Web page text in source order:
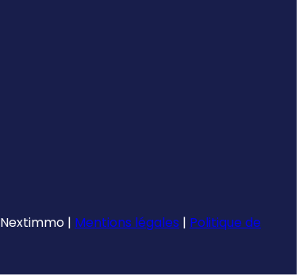
Nextimmo | Mentions légales | Politique de